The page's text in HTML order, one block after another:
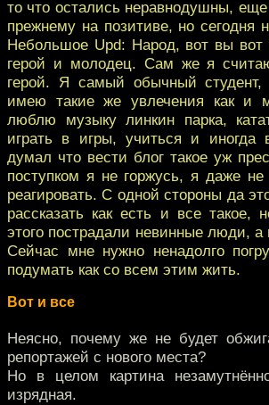
то что остались неравнодушны,
прежнему на позитиве, но сегодня
Небольшое Upd: Народ, вот вы вот
герой и молодец. Сам же я
герой. Я самый обычный
имею такие же увлечения как и
люблю музыку линкин парка,
играть в игры, учиться и иногда
думал что вести блог такое уж
поступком я не горжусь, я даже не
реагировать. С одной стороны да
рассказать как есть и все такое,
этого пострадали невинные люди, а
Сейчас мне нужно ненадолго
подумать как со всем этим жить.
Вот и все
Неясно, почему же не будет
репортажей с нового места?
Но в целом картина
изрядная.